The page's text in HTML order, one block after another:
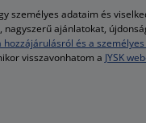
személyes adataim és
ajánlatokat,
és a
visszavonhatom a JYSK